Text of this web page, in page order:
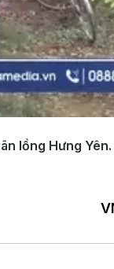
lồng Hưng